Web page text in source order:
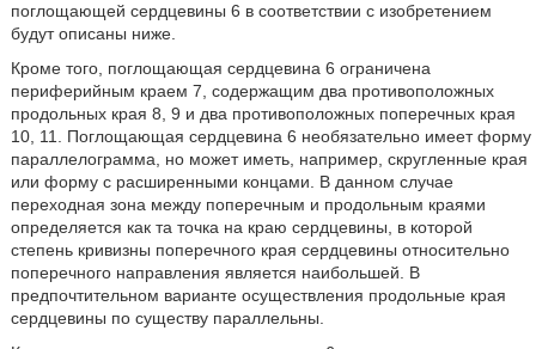
поглощающей сердцевины 6 в соответствии с изобретением
будут описаны ниже.
Кроме того, поглощающая сердцевина 6 ограничена
периферийным краем 7, содержащим два противоположных
продольных края 8, 9 и два противоположных поперечных края
10, 11. Поглощающая сердцевина 6 необязательно имеет форму
параллелограмма, но может иметь, например, скругленные края
или форму с расширенными концами. В данном случае
переходная зона между поперечным и продольным краями
определяется как та точка на краю сердцевины, в которой
степень кривизны поперечного края сердцевины относительно
поперечного направления является наибольшей. В
предпочтительном варианте осуществления продольные края
сердцевины по существу параллельны.